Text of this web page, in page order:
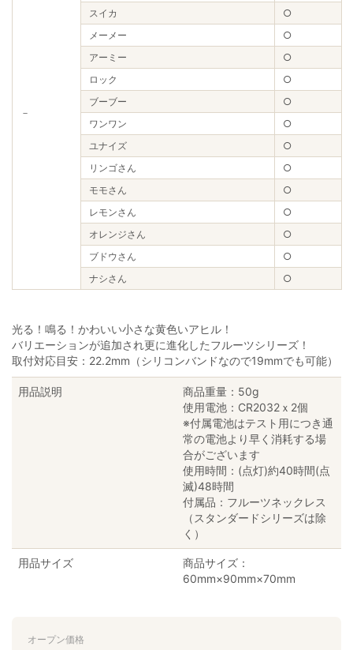
－
スイカ
○
メーメー
○
アーミー
○
ロック
○
ブーブー
○
ワンワン
○
ユナイズ
○
リンゴさん
○
モモさん
○
レモンさん
○
オレンジさん
○
ブドウさん
○
ナシさん
○
光る！鳴る！かわいい小さな黄色いアヒル！
バリエーションが追加され更に進化したフルーツシリーズ！
取付対応目安：22.2mm（シリコンバンドなので19mmでも可能）
用品説明
商品重量：50g
使用電池：CR2032ｘ2個
※付属電池はテスト用につき通
常の電池より早く消耗する場
合がございます
使用時間：(点灯)約40時間(点
滅)48時間
付属品：フルーツネックレス
（スタンダードシリーズは除
く）
用品サイズ
商品サイズ：
60mm×90mm×70mm
オープン価格